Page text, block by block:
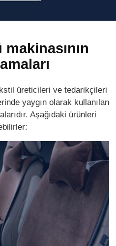
üreticileri ve tedarikçileri
yaygın olarak kullanılan
Aşağıdaki ürünleri